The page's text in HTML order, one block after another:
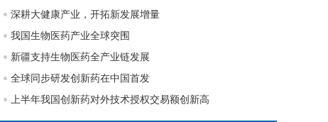
深耕大健康产业，开拓新发展增量
我国生物医药产业全球突围
新疆支持生物医药全产业链发展
全球同步研发创新药在中国首发
上半年我国创新药对外技术授权交易额创新高